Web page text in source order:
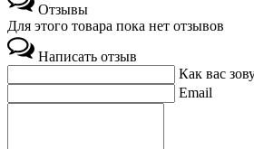
Отзывы
Для этого товара пока нет отзывов
Написать отзыв
Как вас
Email